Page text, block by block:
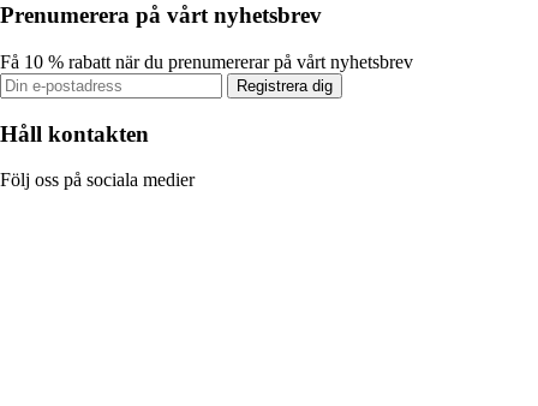
Prenumerera på vårt nyhetsbrev
Få 10 % rabatt när du prenumererar på vårt nyhetsbrev
Registrera dig
Håll kontakten
Följ oss på sociala medier